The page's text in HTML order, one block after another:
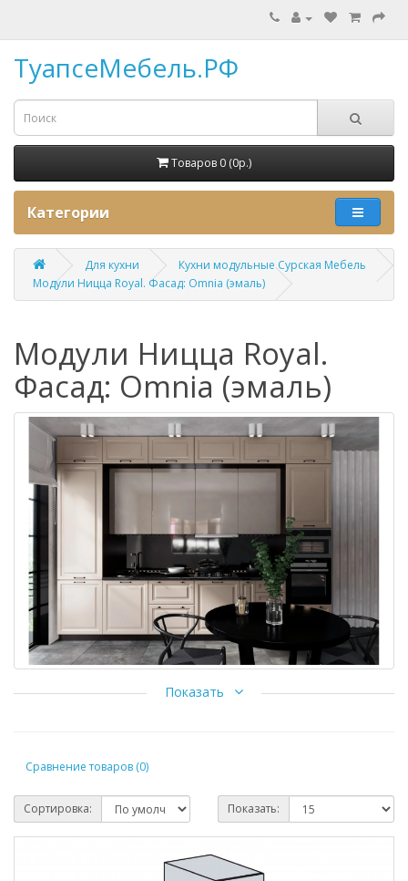
ТуапсеМебель.РФ
Товаров 0 (0p.)
Категории
Для кухни
Кухни модульные Сурская Мебель
Модули Ницца Royal. Фасад: Omnia (эмаль)
Модули Ницца Royal.
Фасад: Omnia (эмаль)
Тогда кухня «Ницца Royal» создана специально для Вас.
Показать
Сравнение товаров (0)
Сортировка: Показать: